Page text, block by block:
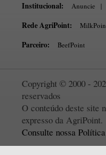
Institucional: Anuncie |
Rede AgriPoint:
Parceiro: BeefPoint
Copyright © 2000 -
reservados
O conteúdo deste site
expresso da AgriPoint.
Consulte nossa